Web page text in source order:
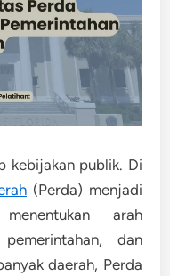
kebijakan publik. Di
(Perda) menjadi
arah
dan
daerah, Perda